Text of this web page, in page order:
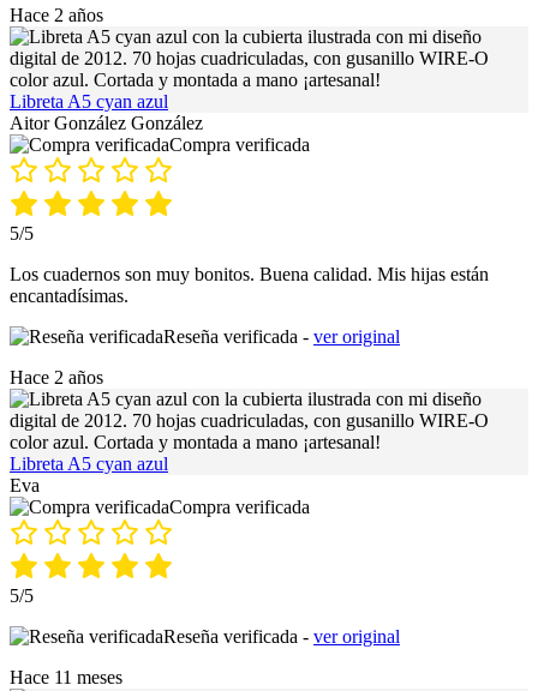
Hace 2 años
Libreta A5 cyan azul
Aitor González González
Compra verificada
5/5
Los cuadernos son muy bonitos. Buena calidad. Mis hijas están
encantadísimas.
Reseña verificada - ver original
Hace 2 años
Libreta A5 cyan azul
Eva
Compra verificada
5/5
Reseña verificada - ver original
Hace 11 meses